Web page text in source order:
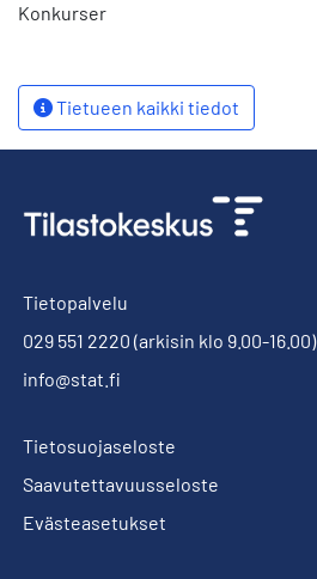
Konkurser
Tietueen kaikki tiedot
Tietopalvelu
029 551 2220 (arkisin klo 9.00-16.00)
info@stat.fi
Tietosuojaseloste
Saavutettavuusseloste
Evästeasetukset